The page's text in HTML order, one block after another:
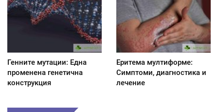
Генните мутации: Една
променена генетична
конструкция
Еритема мултиформе:
Симптоми, диагностика и
лечение